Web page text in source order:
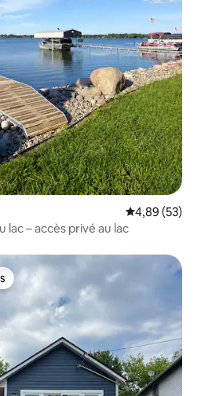
Note
4,89 (53)
lac – accès privé au lac